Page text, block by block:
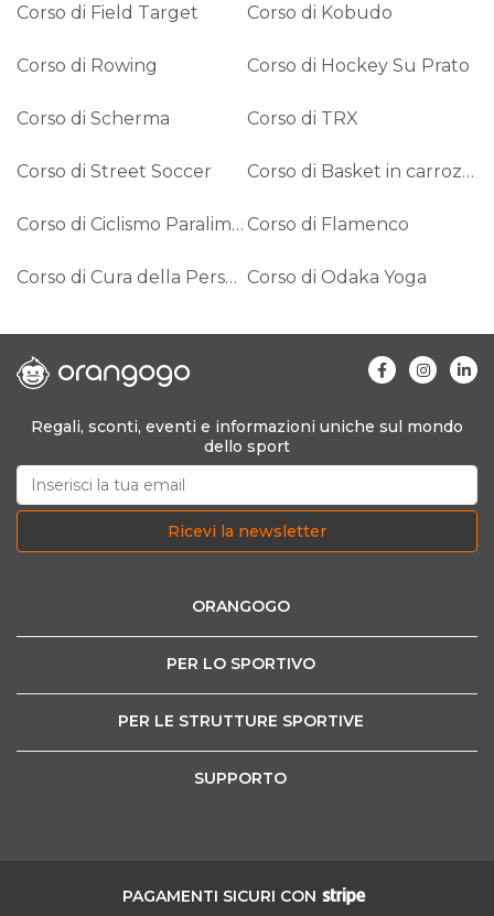
Corso di Field Target Corso di Kobudo
Corso di Rowing Corso di Hockey Su Prato
Corso di Scherma Corso di TRX
Corso di Street Soccer Corso di Basket in carrozzina
Corso di Ciclismo Paralimpico Corso di Flamenco
Corso di Cura della Persona Corso di Odaka Yoga
Regali, sconti, eventi e informazioni uniche sul mondo
dello sport
Ricevi la newsletter
ORANGOGO
PER LO SPORTIVO
PER LE STRUTTURE SPORTIVE
SUPPORTO
PAGAMENTI SICURI CON